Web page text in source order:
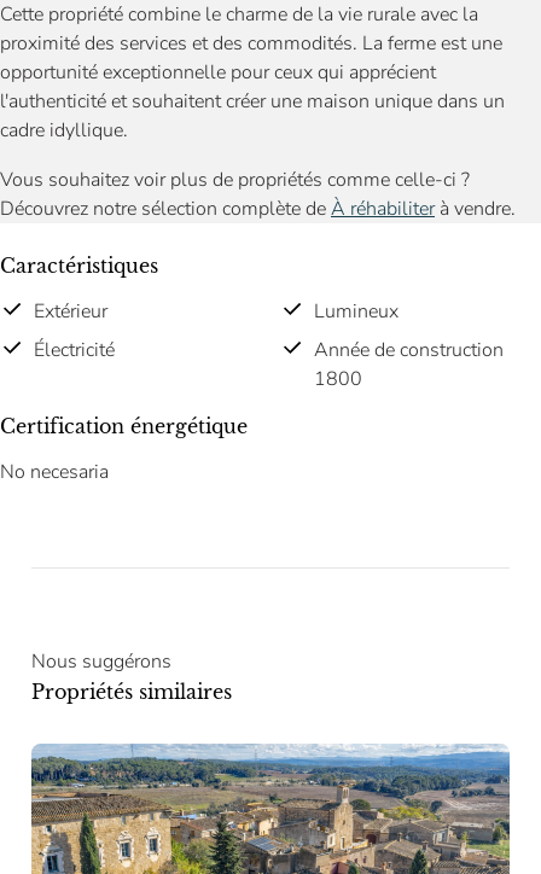
Cette propriété combine le charme de la vie rurale avec la
proximité des services et des commodités. La ferme est une
opportunité exceptionnelle pour ceux qui apprécient
l'authenticité et souhaitent créer une maison unique dans un
cadre idyllique.
Vous souhaitez voir plus de propriétés comme celle-ci ?
Découvrez notre sélection complète deÀ réhabiliterà vendre.
Caractéristiques
Extérieur
Lumineux
Électricité
Année de construction
1800
Certification énergétique
No necesaria
Nous suggérons
Propriétés similaires